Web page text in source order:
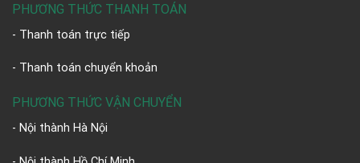
PHƯƠNG THỨC THANH TOÁN
- Thanh toán trực tiếp
- Thanh toán chuyển khoản
PHƯƠNG THỨC VẬN CHUYỂN
- Nội thành Hà Nội